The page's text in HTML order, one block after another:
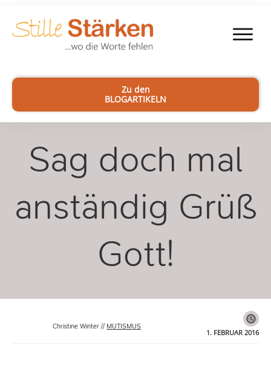
Zu den
BLOGARTIKELN
Sag doch mal
anständig Grüß
Gott!
Christine Winter // MUTISMUS
1. FEBRUAR 2016